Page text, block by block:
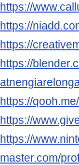
https://
https://
https://
https://
https://
https://
https://
master.com/